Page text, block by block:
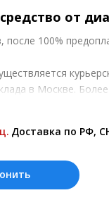
от
после 100%
в Москве.
Доставка по РФ,